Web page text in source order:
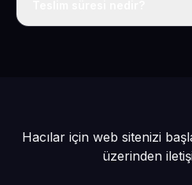
Hacılar için web sitenizi
üzerinden